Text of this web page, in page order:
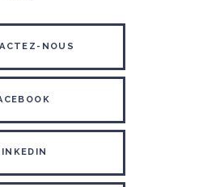
NOUS